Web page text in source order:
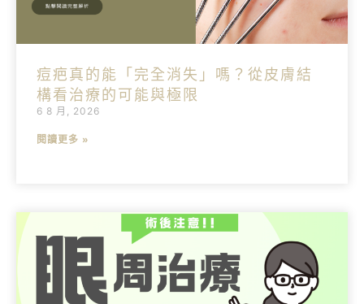
痘疤真的能「完全消失」嗎？從皮膚結
構看治療的可能與極限
6 8 月, 2026
閱讀更多 »